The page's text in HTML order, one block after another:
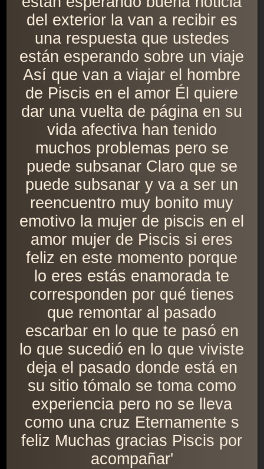
del exterior la van a recibir es
una respuesta que ustedes
están esperando sobre un viaje
Así que van a viajar el hombre
de Piscis en el amor Él quiere
dar una vuelta de página en su
vida afectiva han tenido
muchos problemas pero se
puede subsanar Claro que se
puede subsanar y va a ser un
reencuentro muy bonito muy
emotivo la mujer de piscis en el
amor mujer de Piscis si eres
feliz en este momento porque
lo eres estás enamorada te
corresponden por qué tienes
que remontar al pasado
escarbar en lo que te pasó en
lo que sucedió en lo que viviste
deja el pasado donde está en
su sitio tómalo se toma como
experiencia pero no se lleva
como una cruz Eternamente s
feliz Muchas gracias Piscis por
acompañar'